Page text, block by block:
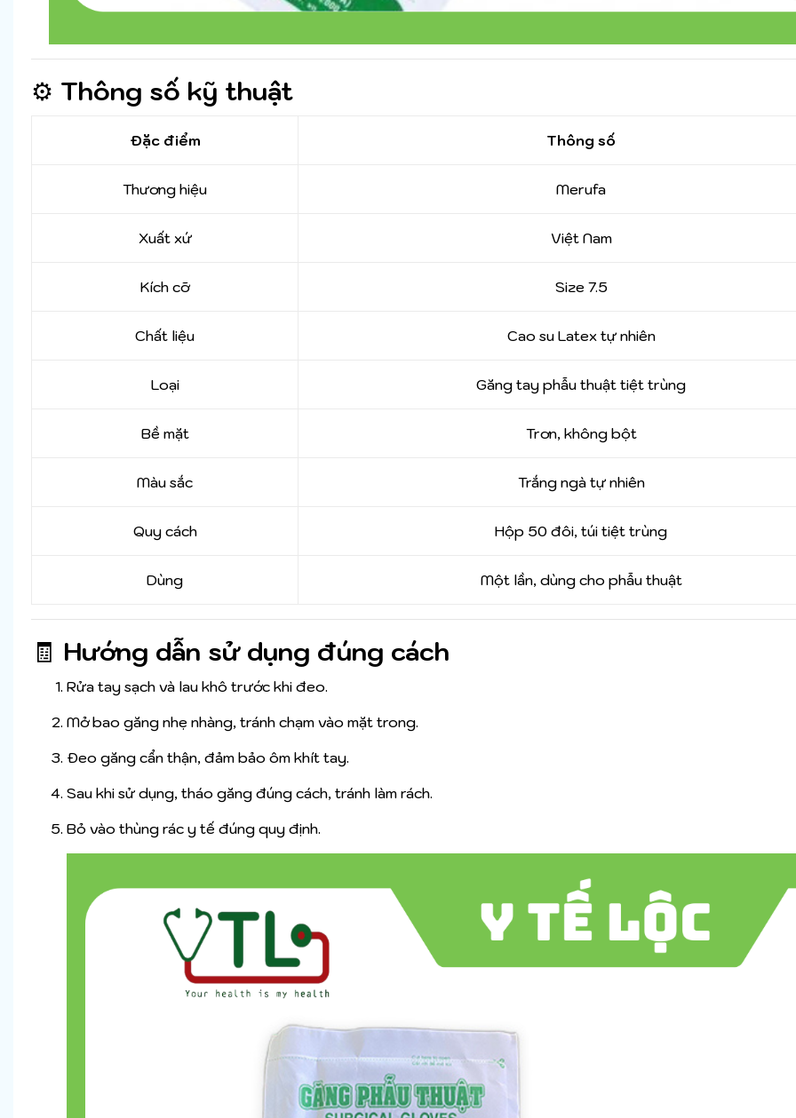
⚙️ Thông số kỹ thuật
Đặc điểm Thông số
Thương hiệu Merufa
Xuất xứ Việt Nam
Kích cỡ Size 7.5
Chất liệu Cao su Latex tự nhiên
Loại Găng tay phẫu thuật tiệt trùng
Bề mặt Trơn, không bột
Màu sắc Trắng ngà tự nhiên
Quy cách Hộp 50 đôi, túi tiệt trùng
Dùng Một lần, dùng cho phẫu thuật
🧾 Hướng dẫn sử dụng đúng cách
Rửa tay sạch và lau khô trước khi đeo.
Mở bao găng nhẹ nhàng, tránh chạm vào mặt trong.
Đeo găng cẩn thận, đảm bảo ôm khít tay.
Sau khi sử dụng, tháo găng đúng cách, tránh làm rách.
Bỏ vào thùng rác y tế đúng quy định.